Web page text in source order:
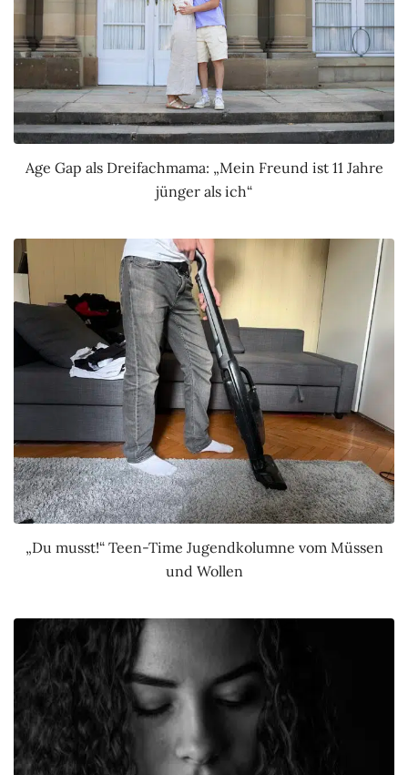
Age Gap als Dreifachmama: „Mein Freund ist 11 Jahre
jünger als ich“
„Du musst!“ Teen-Time Jugendkolumne vom Müssen
und Wollen